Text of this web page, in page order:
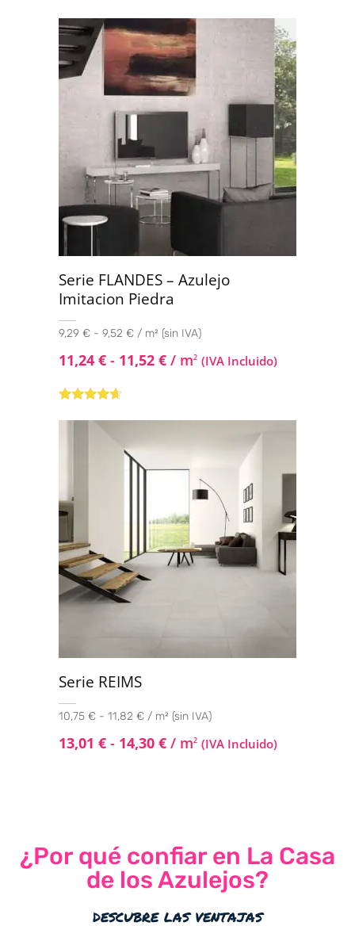
5.00
de 5
Serie FLANDES – Azulejo
Imitacion Piedra
9,29 € - 9,52 € / m² (sin IVA)
11,24 € - 11,52 € / m2 (IVA Incluido)
con4.50de
Serie REIMS
10,75 € - 11,82 € / m² (sin IVA)
13,01 € - 14,30 € / m2 (IVA Incluido)
¿Por qué confiar en La Casa
de los Azulejos?
descubre las ventajas